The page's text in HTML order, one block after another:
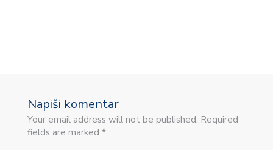
Napiši komentar
Your email address will not be published. Required
fields are marked *